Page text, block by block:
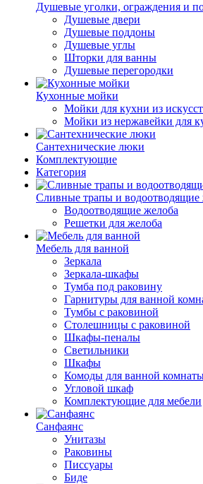
Душевые уголки, ограждения и
Душевые двери
Душевые поддоны
Душевые углы
Шторки для ванны
Душевые перегородки
Кухонные мойки
Мойки для кухни из
Мойки из нержавейки для
Сантехнические люки
Комплектующие
Категория
Cливные трапы и водоотводящие
Водоотводящие желоба
Решетки для желоба
Мебель для ванной
Зеркала
Зеркала-шкафы
Тумба под раковину
Гарнитуры для ванной
Тумбы с раковиной
Столешницы с раковиной
Шкафы-пеналы
Светильники
Шкафы
Комоды для ванной
Угловой шкаф
Комплектующие для мебели
Санфаянс
Унитазы
Раковины
Писсуары
Биде